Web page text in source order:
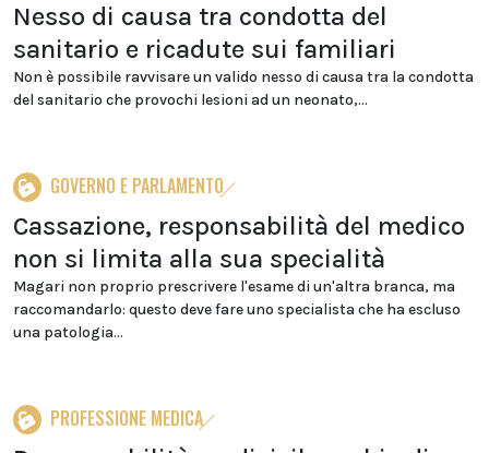
Nesso di causa tra condotta del
sanitario e ricadute sui familiari
Non è possibile ravvisare un valido nesso di causa tra la condotta
del sanitario che provochi lesioni ad un neonato,...
GOVERNO E PARLAMENTO
Cassazione, responsabilità del medico
non si limita alla sua specialità
Magari non proprio prescrivere l'esame di un'altra branca, ma
raccomandarlo: questo deve fare uno specialista che ha escluso
una patologia...
PROFESSIONE MEDICA